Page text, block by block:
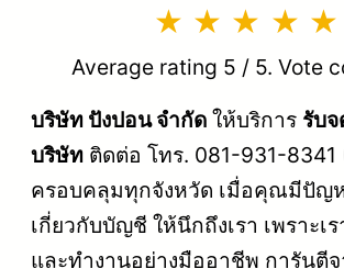
Average rating 5 / 5. Vote
บริษัท ปังปอน จำกัด ให้บริการ รับ
บริษัท ติดต่อ โทร. 081-931-
ครอบคลุมทุกจังหวัด เมื่อคุณมีปัญห
เกี่ยวกับบัญชี ให้นึกถึงเรา เพราะเ
และทำงานอย่างมืออาชีพ การันตี